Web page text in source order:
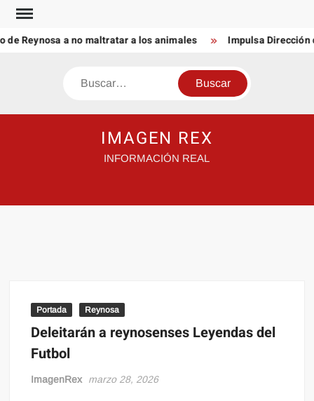
Saltar
contenido
de Reynosa a no maltratar a los animales Impulsa Dirección
Buscar
IMAGEN REX
INFORMACIÓN REAL
Portada Reynosa
Deleitarán a reynosenses Leyendas del
Futbol
ImagenRex marzo 28, 2026